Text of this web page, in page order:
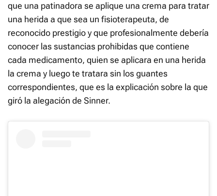
que una patinadora se aplique una crema para tratar
una herida a que sea un fisioterapeuta, de
reconocido prestigio y que profesionalmente debería
conocer las sustancias prohibidas que contiene
cada medicamento, quien se aplicara en una herida
la crema y luego te tratara sin los guantes
correspondientes, que es la explicación sobre la que
giró la alegación de Sinner.